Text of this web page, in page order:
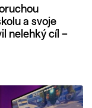
a svoje
nelehký cíl –